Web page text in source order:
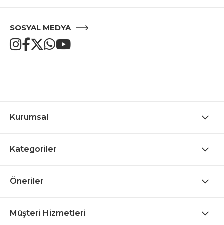
SOSYAL MEDYA
Kurumsal
Kategoriler
Öneriler
Müşteri Hizmetleri